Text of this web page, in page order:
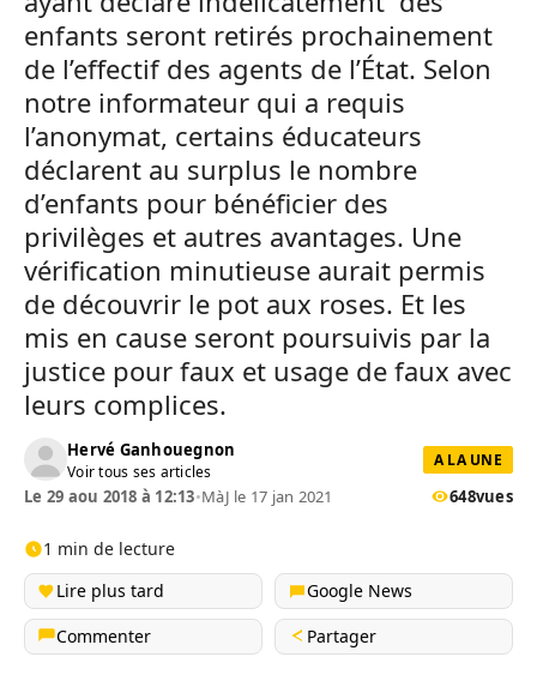
enfants seront retirés prochainement
de l’effectif des agents de l’État. Selon
notre informateur qui a requis
l’anonymat, certains éducateurs
déclarent au surplus le nombre
d’enfants pour bénéficier des
privilèges et autres avantages. Une
vérification minutieuse aurait permis
de découvrir le pot aux roses. Et les
mis en cause seront poursuivis par la
justice pour faux et usage de faux avec
leurs complices.
Hervé Ganhouegnon
Voir tous ses articles
A LA UNE
Le 29 aou 2018 à 12:13•MàJ le 17 jan 2021 648vues
1 min de lecture
Lire plus tard
Google News
Commenter
Partager